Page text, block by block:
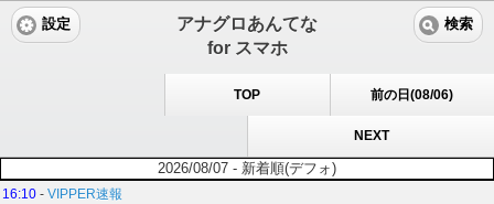
アナグロあんてな
for スマホ
設定 検索
TOP 前の日(08/06)
NEXT
2026/08/07 - 新着順(デフォ)
16:10 - VIPPER速報